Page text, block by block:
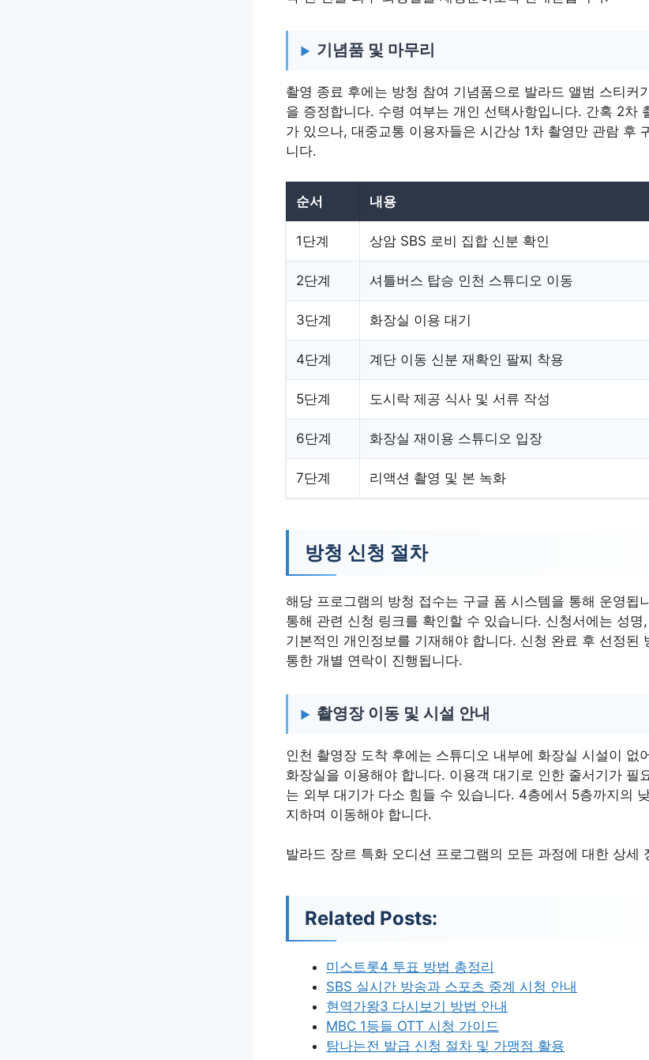
기념품 및 마무리
촬영 종료 후에는 방청 참여 기념품으로 발라드 앨범 스티커
을 증정합니다. 수령 여부는 개인 선택사항입니다. 간혹 2차
가 있으나, 대중교통 이용자들은 시간상 1차 촬영만 관람 후
니다.
순서 내용
1단계 상암 SBS 로비 집합 신분 확인
2단계 셔틀버스 탑승 인천 스튜디오 이동
3단계 화장실 이용 대기
4단계 계단 이동 신분 재확인 팔찌 착용
5단계 도시락 제공 식사 및 서류 작성
6단계 화장실 재이용 스튜디오 입장
7단계 리액션 촬영 및 본 녹화
방청 신청 절차
해당 프로그램의 방청 접수는 구글 폼 시스템을 통해 운영됩
통해 관련 신청 링크를 확인할 수 있습니다. 신청서에는 성명
기본적인 개인정보를 기재해야 합니다. 신청 완료 후 선정된
통한 개별 연락이 진행됩니다.
촬영장 이동 및 시설 안내
인천 촬영장 도착 후에는 스튜디오 내부에 화장실 시설이 없
화장실을 이용해야 합니다. 이용객 대기로 인한 줄서기가 필
는 외부 대기가 다소 힘들 수 있습니다. 4층에서 5층까지의
지하며 이동해야 합니다.
발라드 장르 특화 오디션 프로그램의 모든 과정에 대한 상세
Related Posts:
미스트롯4 투표 방법 총정리
SBS 실시간 방송과 스포츠 중계 시청 안내
현역가왕3 다시보기 방법 안내
MBC 1등들 OTT 시청 가이드
탐나는전 발급 신청 절차 및 가맹점 활용